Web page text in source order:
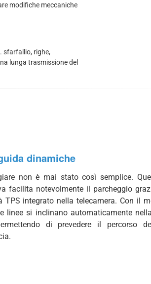
modifiche meccaniche
sfarfallio, righe,
lunga trasmissione del
dinamiche
non è mai stato così semplice.
facilita notevolmente il parcheggio
TPS integrato nella telecamera. Con il
linee si inclinano automaticamente
di prevedere il percorso